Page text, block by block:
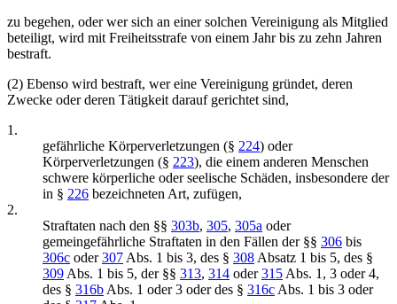
zu begehen, oder wer sich an einer solchen Vereinigung als Mitglied
beteiligt, wird mit Freiheitsstrafe von einem Jahr bis zu zehn Jahren
bestraft.
(2) Ebenso wird bestraft, wer eine Vereinigung gründet, deren
Zwecke oder deren Tätigkeit darauf gerichtet sind,
1.
gefährliche Körperverletzungen (§ 224) oder
Körperverletzungen (§ 223), die einem anderen Menschen
schwere körperliche oder seelische Schäden, insbesondere der
in § 226 bezeichneten Art, zufügen,
2.
Straftaten nach den §§ 303b, 305, 305a oder
gemeingefährliche Straftaten in den Fällen der §§ 306 bis
306c oder307 Abs. 1 bis 3, des § 308 Absatz 1 bis 5, des §
309 Abs. 1 bis 5, der §§ 313, 314 oder315 Abs. 1, 3 oder 4,
des § 316b Abs. 1 oder 3 oder des § 316c Abs. 1 bis 3 oder